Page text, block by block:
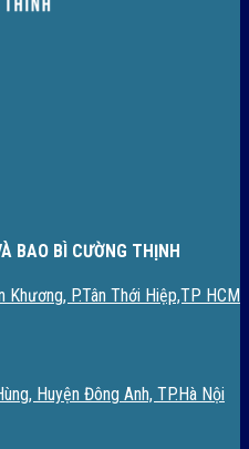
BAO BÌ CƯỜNG THỊNH
P.Tân Thới Hiệp,TP HCM
Huyện Đông Anh, TP.Hà Nội